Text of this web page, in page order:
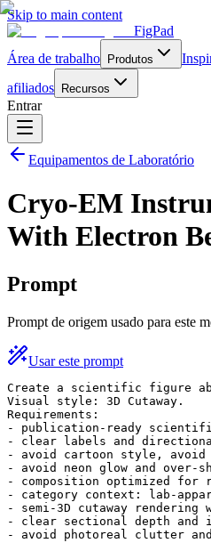
Skip to main content
FigPad
Área de trabalho
Produtos
afiliados
Recursos
Entrar
Equipamentos de Laboratório
Cryo-EM
With Electron
Prompt
Prompt de origem usado para este
Usar este prompt
Create a scientific figure
Visual style: 3D Cutaway.
Requirements:
- publication-ready
- clear labels and
- avoid cartoon style, avoid
- avoid neon glow and over-
- composition optimized for
- category context: lab-
- semi-3D cutaway rendering
- clear sectional depth and
- avoid photoreal clutter